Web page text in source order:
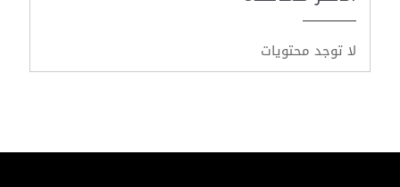
لا توجد محتويات